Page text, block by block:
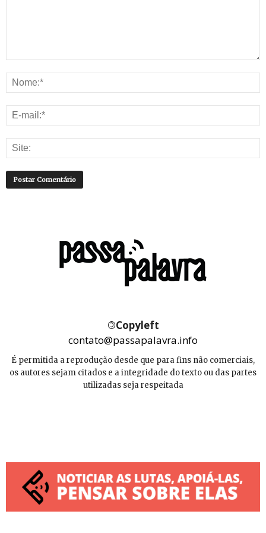
©Copyleft
contato@passapalavra.info
É permitida a reprodução desde que para fins não comerciais,
os autores sejam citados e a integridade do texto ou das partes
utilizadas seja respeitada